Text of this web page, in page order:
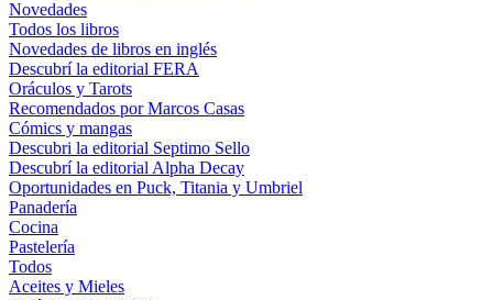
Novedades
Todos los libros
Novedades de libros en inglés
Descubrí la editorial FERA
Oráculos y Tarots
Recomendados por Marcos Casas
Cómics y mangas
Descubri la editorial Septimo Sello
Descubrí la editorial Alpha Decay
Oportunidades en Puck, Titania y Umbriel
Panadería
Cocina
Pastelería
Todos
Aceites y Mieles